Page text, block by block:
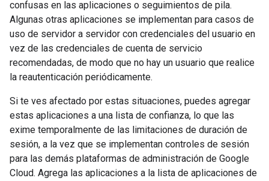
confusas en las aplicaciones o seguimientos de pila.
Algunas otras aplicaciones se implementan para casos de
uso de servidor a servidor con credenciales del usuario en
vez de las credenciales de cuenta de servicio
recomendadas, de modo que no hay un usuario que realice
la reautenticación periódicamente.
Si te ves afectado por estas situaciones, puedes agregar
estas aplicaciones a una lista de confianza, lo que las
exime temporalmente de las limitaciones de duración de
sesión, a la vez que se implementan controles de sesión
para las demás plataformas de administración de Google
Cloud. Agrega las aplicaciones a la lista de aplicaciones de